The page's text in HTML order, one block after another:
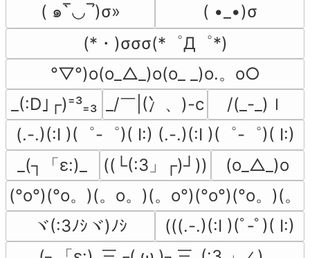
( ๑‾̀◡‾́)σ»
( •_•)σ
(*・)σσσ(*゜Д゜*)
°▽°)o(o_△_)o(o_ _)o.。o○
_(:D｣┌)⁼³₌₃
_/￣|(冫、)-c
/(_-_)ｌ
(.-.)(:I )(゜-゜)( I:) (.-.)(:I )(゜-゜)( I:)
_(┐「ε:)_
((└(:3」┌)┘))
(o_△_)o
(°o°)(°o。)(。o。)(。o°)(°o°)(°o。)(。
ヾ(:3ﾉｼヾ)ﾉｼ
(((.-.)(:I )(ﾟ‐ﾟ)( I:)